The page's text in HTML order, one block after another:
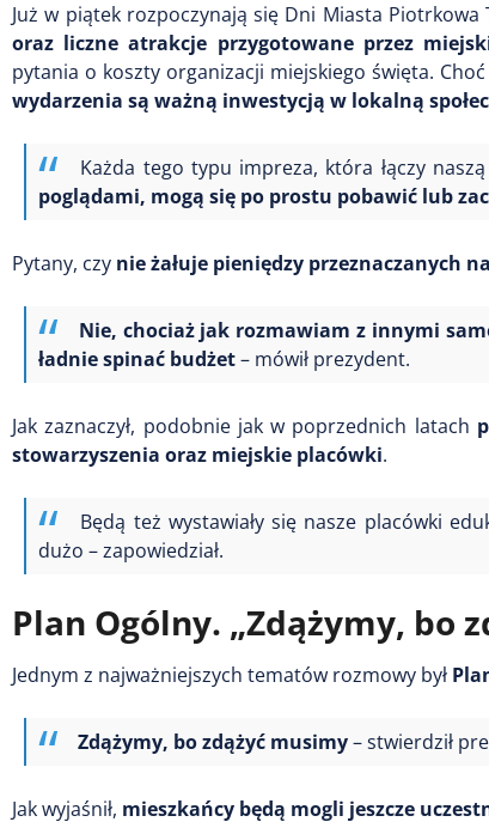
Już w piątek rozpoczynają się Dni Miasta
oraz liczne atrakcje przygotowane przez
pytania o koszty organizacji miejskiego święta.
wydarzenia są ważną inwestycją w lokalną
Każda tego typu impreza, która łączy naszą
poglądami, mogą się po prostu pobawić lub
Pytany, czy nie żałuje pieniędzy przeznaczanych
Nie, chociaż jak rozmawiam z innymi
ładnie spinać budżet– mówił prezydent.
Jak zaznaczył, podobnie jak w poprzednich latach
stowarzyszenia oraz miejskie placówki.
Będą też wystawiały się nasze placówki
dużo – zapowiedział.
Plan Ogólny. „Zdążymy, bo
Jednym z najważniejszych tematów rozmowy był
Zdążymy, bo zdążyć musimy– stwierdził
Jak wyjaśnił, mieszkańcy będą mogli jeszcze